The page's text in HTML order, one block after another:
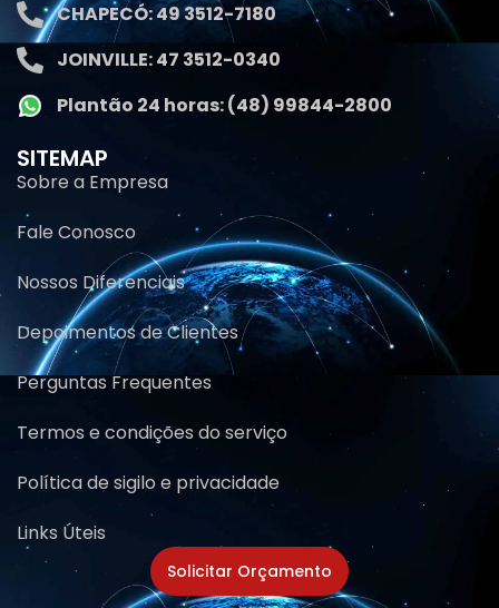
CHAPECÓ: 49 3512-7180
JOINVILLE: 47 3512-0340
Plantão 24 horas: (48) 99844-2800
SITEMAP
Sobre a Empresa
Fale Conosco
Nossos Diferenciais
Depoimentos de Clientes
Perguntas Frequentes
Termos e condições do serviço
Política de sigilo e privacidade
Links Úteis
Solicitar Orçamento